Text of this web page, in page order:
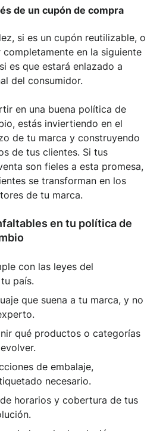
de un cupón de compra
si es un cupón reutilizable, o
en la siguiente
es que estará enlazado a
del consumidor.
en una buena política de
estás inviertiendo en el
de tu marca y construyendo
de tus clientes. Si tus
son fieles a esta promesa,
se transforman en los
de tu marca.
en tu política de
con las leyes del
país.
que suena a tu marca, y no
qué productos o categorías
de embalaje,
necesario.
horarios y cobertura de tus